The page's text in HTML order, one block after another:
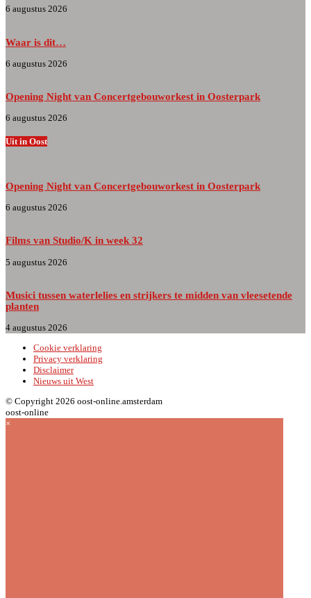
6 augustus 2026
Waar is dit…
6 augustus 2026
Opening Night van Concertgebouworkest in Oosterpark
6 augustus 2026
Uit in Oost
Opening Night van Concertgebouworkest in Oosterpark
6 augustus 2026
Films van Studio/K in week 32
5 augustus 2026
Musici tussen waterlelies en strijkers te midden van vleesetende
planten
4 augustus 2026
Cookie verklaring
Privacy verklaring
Disclaimer
Nieuws uit West
© Copyright 2026 oost-online.amsterdam
oost-online
×